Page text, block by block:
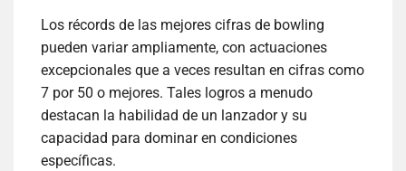
Los récords de las mejores cifras de bowling
pueden variar ampliamente, con actuaciones
excepcionales que a veces resultan en cifras como
7 por 50 o mejores. Tales logros a menudo
destacan la habilidad de un lanzador y su
capacidad para dominar en condiciones
específicas.